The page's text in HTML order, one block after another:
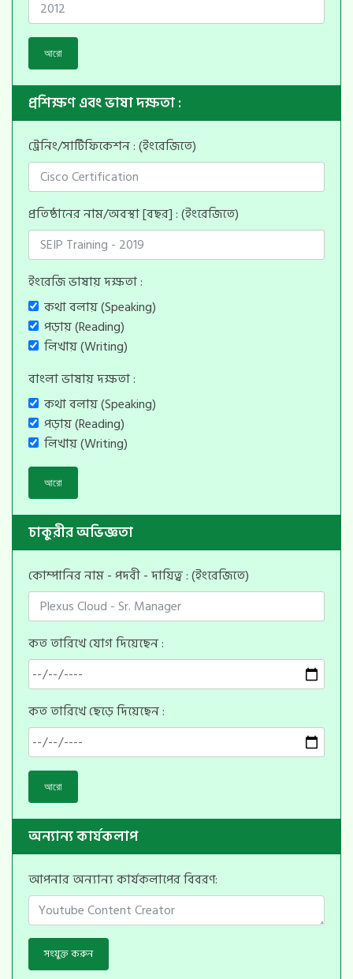
আরো
প্রশিক্ষণ এবং ভাষা দক্ষতা :
ট্রেনিং/সার্টিফিকেশন : (ইংরেজিতে)
প্রতিষ্ঠানের নাম/অবস্থা [বছর] : (ইংরেজিতে)
ইংরেজি ভাষায় দক্ষতা :
কথা বলায় (Speaking)
পড়ায় (Reading)
লিখায় (Writing)
বাংলা ভাষায় দক্ষতা :
কথা বলায় (Speaking)
পড়ায় (Reading)
লিখায় (Writing)
আরো
চাকুরীর অভিজ্ঞতা
কোম্পানির নাম - পদবী - দায়িত্ব : (ইংরেজিতে)
কত তারিখে যোগ দিয়েছেন :
কত তারিখে ছেড়ে দিয়েছেন :
আরো
অন্যান্য কার্যকলাপ
আপনার অন্যান্য কার্যকলাপের বিবরণ:
সংযুক্ত করুন